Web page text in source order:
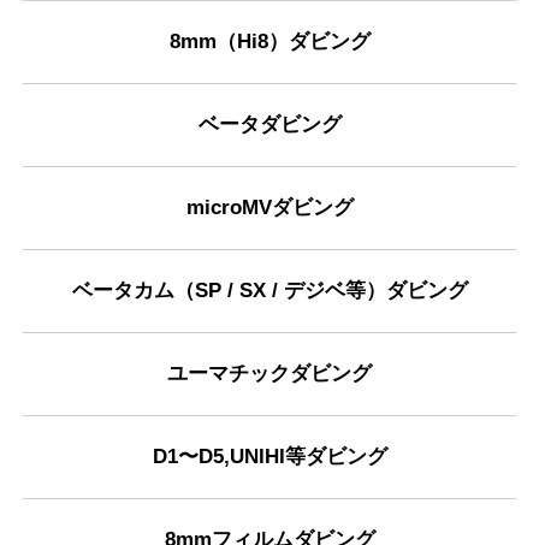
8mm（Hi8）ダビング
ベータダビング
microMVダビング
ベータカム（SP / SX / デジベ等）ダビング
ユーマチックダビング
D1〜D5,UNIHI等ダビング
8mmフィルムダビング